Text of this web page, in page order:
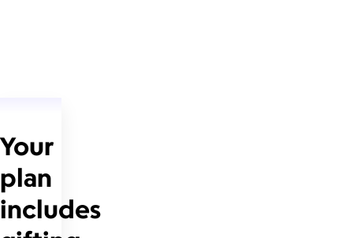
Your
plan
includes